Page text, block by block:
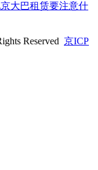
大巴租赁要注意什
Reserved 京ICP